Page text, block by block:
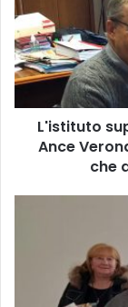
Ricci"
di
Legnago
e
Ance
Verona
hanno
sottoscritto
L'istituto
Ance
che